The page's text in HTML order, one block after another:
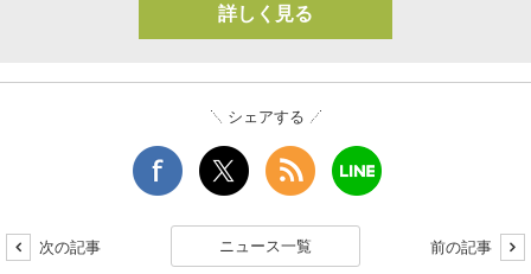
詳しく見る
シェアする
次の記事 ニュース一覧 前の記事